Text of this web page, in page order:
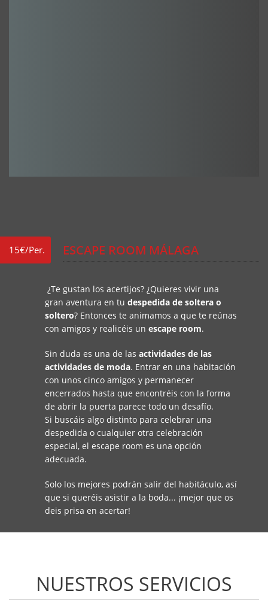
15€/Per. ESCAPE ROOM MÁLAGA
¿Te gustan los acertijos? ¿Quieres vivir una
gran aventura en tu despedida de soltera o
soltero? Entonces te animamos a que te reúnas
con amigos y realicéis un escape room.
Sin duda es una de las actividades de las
actividades de moda. Entrar en una habitación
con unos cinco amigos y permanecer
encerrados hasta que encontréis con la forma
de abrir la puerta parece todo un desafío.
Si buscáis algo distinto para celebrar una
despedida o cualquier otra celebración
especial, el escape room es una opción
adecuada.
Solo los mejores podrán salir del habitáculo, así
que si queréis asistir a la boda... ¡mejor que os
deis prisa en acertar!
NUESTROS SERVICIOS